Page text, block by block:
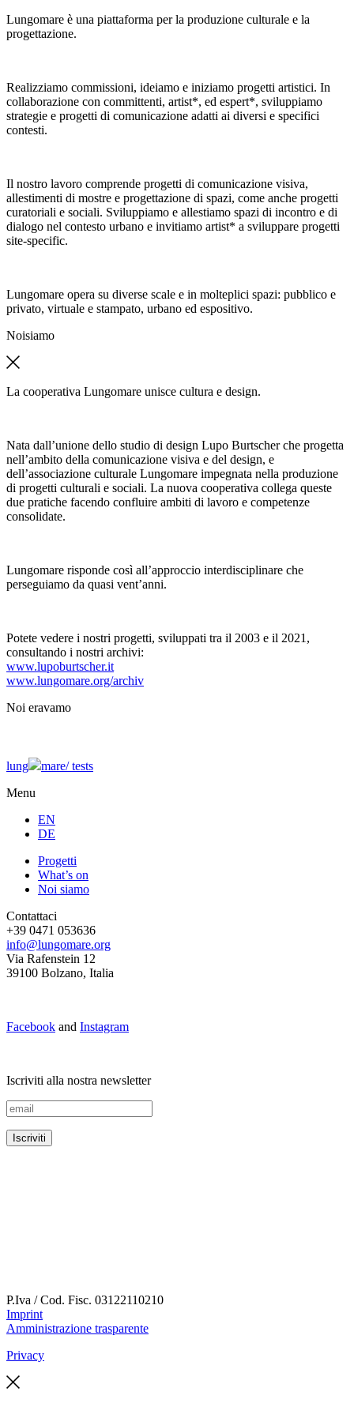
Lungomare è una piattaforma per la produzione culturale e la
progettazione.
Realizziamo commissioni, ideiamo e iniziamo progetti artistici. In
collaborazione con committenti, artist*, ed espert*, sviluppiamo
strategie e progetti di comunicazione adatti ai diversi e specifici
contesti.
Il nostro lavoro comprende progetti di comunicazione visiva,
allestimenti di mostre e progettazione di spazi, come anche progetti
curatoriali e sociali. Sviluppiamo e allestiamo spazi di incontro e di
dialogo nel contesto urbano e invitiamo artist* a sviluppare progetti
site-specific.
Lungomare opera su diverse scale e in molteplici spazi: pubblico e
privato, virtuale e stampato, urbano ed espositivo.
Noisiamo
La cooperativa Lungomare unisce cultura e design.
Nata dall’unione dello studio di design Lupo Burtscher che progetta
nell’ambito della comunicazione visiva e del design, e
dell’associazione culturale Lungomare impegnata nella produzione
di progetti culturali e sociali. La nuova cooperativa collega queste
due pratiche facendo confluire ambiti di lavoro e competenze
consolidate.
Lungomare risponde così all’approccio interdisciplinare che
perseguiamo da quasi vent’anni.
Potete vedere i nostri progetti, sviluppati tra il 2003 e il 2021,
consultando i nostri archivi:
www.lupoburtscher.it
www.lungomare.org/archiv
Noi eravamo
lung mare/tests
Menu
EN
DE
Progetti
What’s on
Noi siamo
Contattaci
+39 0471 053636
info@lungomare.org
Via Rafenstein 12
39100 Bolzano, Italia
Facebook and Instagram
Iscriviti alla nostra newsletter
P.Iva / Cod. Fisc. 03122110210
Imprint
Amministrazione trasparente
Privacy